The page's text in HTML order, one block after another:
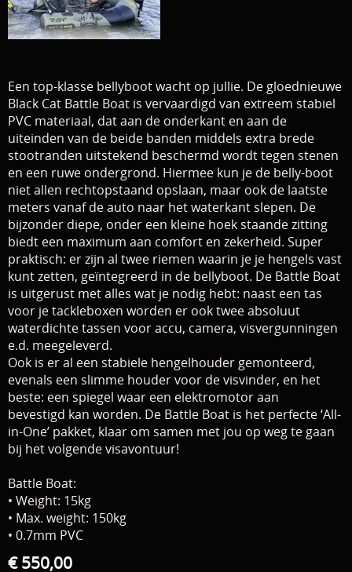
Boten en Belly / alle Benodigdheden
Tassen
Per leverancier
Decoratie
Kleding
PROMO materiaal
cadeau bon
2e hands 2e kans
Download area
TIPS, Montages and film
Meerval.shop Pro staff
You Tube kanaal
Een top-klasse bellyboot wacht op jullie. De gloednieuwe
Black Cat Battle Boat is vervaardigd van extreem stabiel
PVC materiaal, dat aan de onderkant en aan de
uiteinden van de beide banden middels extra brede
stootranden uitstekend beschermd wordt tegen stenen
en een ruwe ondergrond. Hiermee kun je de belly-boot
nietallen rechtopstaand opslaan, maar ook de laatste
meters vanaf de auto naar het waterkant slepen. De
bijzonder diepe, onder een kleine hoek staande zitting
biedt een maximum aan comfort en zekerheid. Super
praktisch: er zijn al twee riemen waarin je je hengels vast
kunt zetten, geïntegreerd in de bellyboot. De Battle Boat
is uitgerust met alles wat je nodig hebt: naast een tas
voor je tackleboxen worden er ook twee absoluut
waterdichte tassen voor accu, camera, visvergunningen
e.d. meegeleverd.
Ook is er al een stabiele hengelhouder gemonteerd,
evenals een slimme houder voor de visvinder, en het
beste: een spiegel waar een elektromotor aan
bevestigd kan worden. De Battle Boat is het perfecte ‘All-
in-One’ pakket, klaar om samen met jou op weg te gaan
bij het volgende visavontuur!
Battle Boat:
• Weight: 15kg
• Max. weight: 150kg
• 0.7mm PVC
€ 550,00